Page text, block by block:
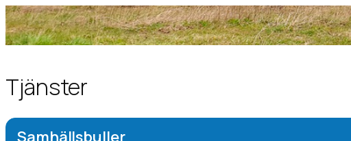
Tjänster
Samhällsbuller